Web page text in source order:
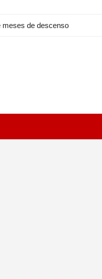
meses de descenso